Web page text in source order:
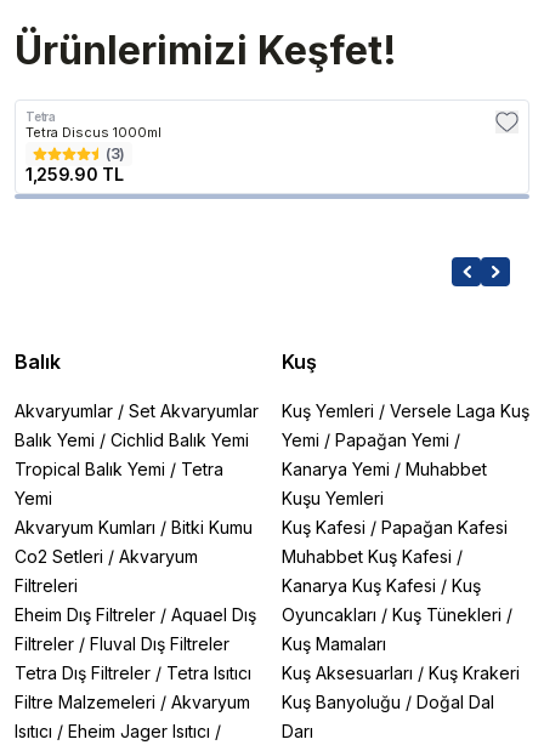
Ürünlerimizi Keşfet!
Tetra
Tetra Discus 1000ml
(3)
1,259.90 TL
Balık
Akvaryumlar / Set Akvaryumlar
Balık Yemi / Cichlid Balık Yemi
Tropical Balık Yemi / Tetra
Yemi
Akvaryum Kumları / Bitki Kumu
Co2 Setleri / Akvaryum
Filtreleri
Eheim Dış Filtreler / Aquael Dış
Filtreler / Fluval Dış Filtreler
Tetra Dış Filtreler / Tetra Isıtıcı
Filtre Malzemeleri / Akvaryum
Isıtıcı / Eheim Jager Isıtıcı /
Kuş
Kuş Yemleri / Versele Laga Kuş
Yemi / Papağan Yemi /
Kanarya Yemi / Muhabbet
Kuşu Yemleri
Kuş Kafesi / Papağan Kafesi
Muhabbet Kuş Kafesi /
Kanarya Kuş Kafesi / Kuş
Oyuncakları / Kuş Tünekleri /
Kuş Mamaları
Kuş Aksesuarları / Kuş Krakeri
Kuş Banyoluğu / Doğal Dal
Darı